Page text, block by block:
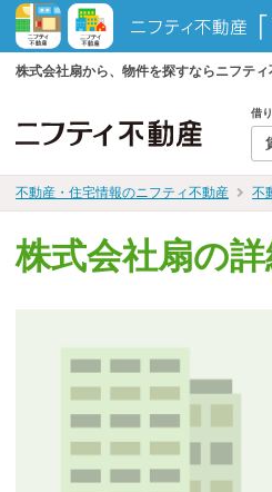
株式会社扇から、物件を探すならニフテ
借
不動産・住宅情報のニフティ不動産 不
株式会社扇の